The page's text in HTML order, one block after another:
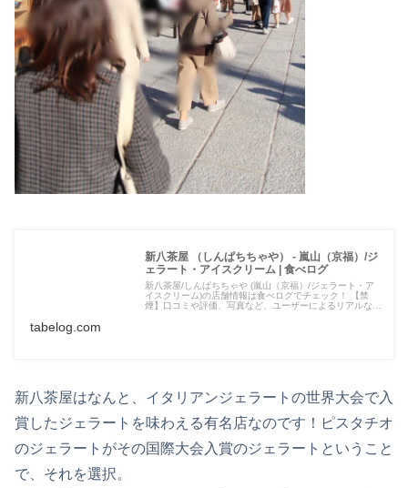
新八茶屋 （しんぱちちゃや） - 嵐山（京福）/ジ
ェラート・アイスクリーム | 食べログ
新八茶屋/しんぱちちゃや (嵐山（京福）/ジェラート・ア
イスクリーム)の店舗情報は食べログでチェック！ 【禁
煙】口コミや評価、写真など、ユーザーによるリアルな情
tabelog.com
新八茶屋はなんと、イタリアンジェラートの世界大会で入
賞したジェラートを味わえる有名店なのです！ピスタチオ
のジェラートがその国際大会入賞のジェラートということ
で、それを選択。